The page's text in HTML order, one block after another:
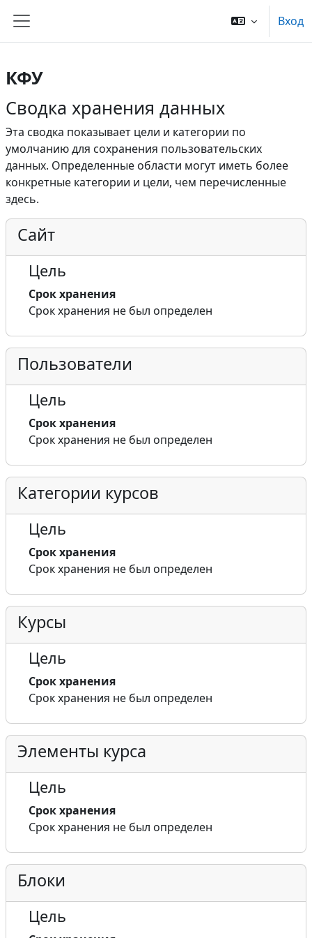
Боковая панель
Вход
КФУ
Сводка хранения данных
Эта сводка показывает цели и категории по
умолчанию для сохранения пользовательских
данных. Определенные области могут иметь более
конкретные категории и цели, чем перечисленные
здесь.
Сайт
Цель
Срок хранения
Срок хранения не был определен
Пользователи
Цель
Срок хранения
Срок хранения не был определен
Категории курсов
Цель
Срок хранения
Срок хранения не был определен
Курсы
Цель
Срок хранения
Срок хранения не был определен
Элементы курса
Цель
Срок хранения
Срок хранения не был определен
Блоки
Цель